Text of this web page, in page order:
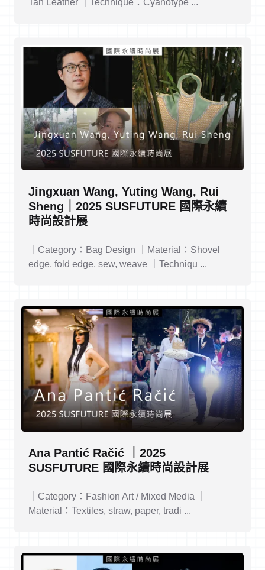
Jingxuan Wang, Yuting Wang, Rui
Sheng｜2025 SUSFUTURE 國際永續
時尚設計展
｜Category：Bag Design ｜Material：Shovel
edge, fold edge, sew, weave ｜Techniqu ...
Ana Pantić Račić ｜2025
SUSFUTURE 國際永續時尚設計展
｜Category：Fashion Art / Mixed Media ｜
Material：Textiles, straw, paper, tradi ...